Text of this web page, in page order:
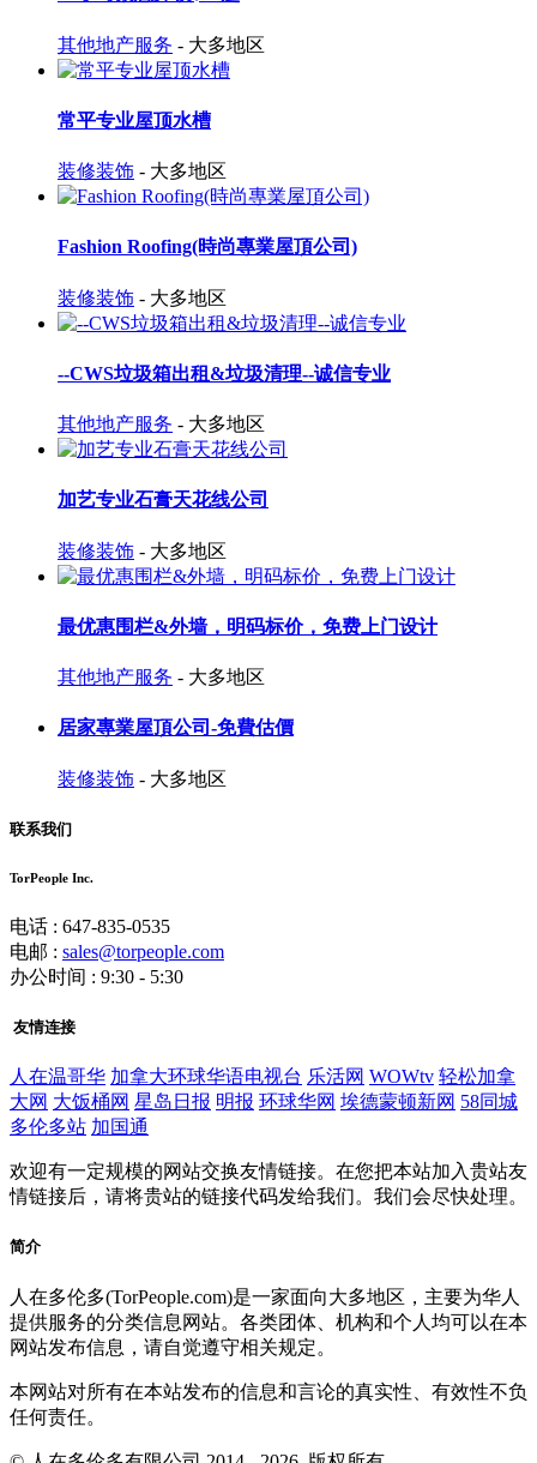
其他地产服务 - 大多地区
常平专业屋顶水槽
装修装饰 - 大多地区
Fashion Roofing(時尚專業屋頂公司)
装修装饰 - 大多地区
--CWS垃圾箱出租&垃圾清理--诚信专业
其他地产服务 - 大多地区
加艺专业石膏天花线公司
装修装饰 - 大多地区
最优惠围栏&外墙，明码标价，免费上门设计
其他地产服务 - 大多地区
居家專業屋頂公司-免費估價
装修装饰 - 大多地区
联系我们
TorPeople Inc.
电话 : 647-835-0535
电邮 : sales@torpeople.com
办公时间 : 9:30 - 5:30
友情连接
人在温哥华 加拿大环球华语电视台 乐活网 WOWtv 轻松加拿
大网 大饭桶网 星岛日报 明报 环球华网 埃德蒙顿新网 58同城
多伦多站 加国通
欢迎有一定规模的网站交换友情链接。在您把本站加入贵站友
情链接后，请将贵站的链接代码发给我们。我们会尽快处理。
简介
人在多伦多(TorPeople.com)是一家面向大多地区，主要为华人
提供服务的分类信息网站。各类团体、机构和个人均可以在本
网站发布信息，请自觉遵守相关规定。
本网站对所有在本站发布的信息和言论的真实性、有效性不负
任何责任。